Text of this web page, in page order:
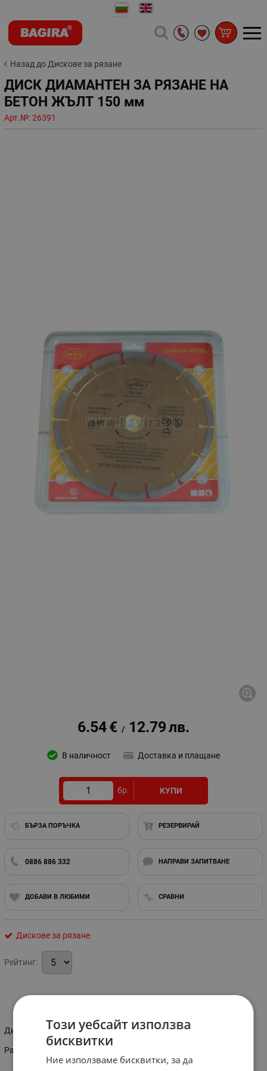
Назад до Дискове за рязане
ДИСК ДИАМАНТЕН ЗА РЯЗАНЕ НА
БЕТОН ЖЪЛТ 150 мм
Арт.№:26391
6.54€ / 12.79лв.
В наличност Доставка и плащане
бр. КУПИ
БЪРЗА ПОРЪЧКА РЕЗЕРВИРАЙ
0886 886 332 НАПРАВИ ЗАПИТВАНЕ
ДОБАВИ В ЛЮБИМИ СРАВНИ
Дискове за рязане
Рейтинг:
Диамантен диск за рязане.
Размер на диска: 150 мм
Този уебсайт използва
бисквитки
Ние използваме бисквитки, за да